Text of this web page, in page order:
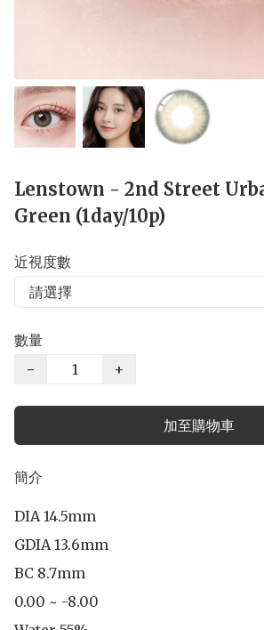
Lenstown - 2nd Street
Green (1day/10p)
近視度數
數量
−
+
加至購物車
簡介
DIA 14.5mm
GDIA 13.6mm
BC 8.7mm
0.00 ~ -8.00